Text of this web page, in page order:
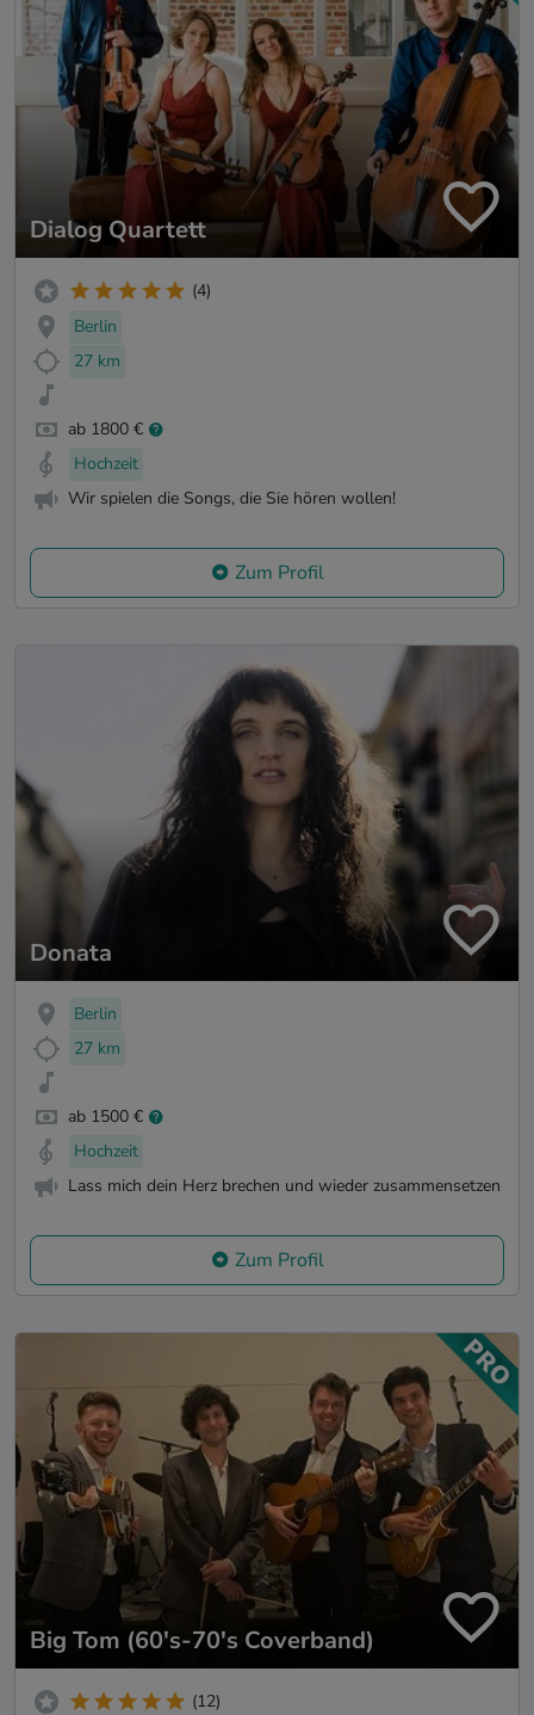
Dialog Quartett
(4)
Berlin
27 km
ab 1800 €
Hochzeit
Wir spielen die Songs, die Sie hören wollen!
Zum Profil
Donata
Berlin
27 km
ab 1500 €
Hochzeit
Lass mich dein Herz brechen und wieder zusammensetzen
Zum Profil
Big Tom (60's-70's Coverband)
(12)